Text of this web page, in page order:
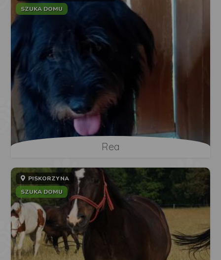
SZUKA DOMU
Rea
PISKORZYNA
SZUKA DOMU